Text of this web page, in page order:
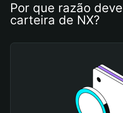
Por que razão
carteira de NX?